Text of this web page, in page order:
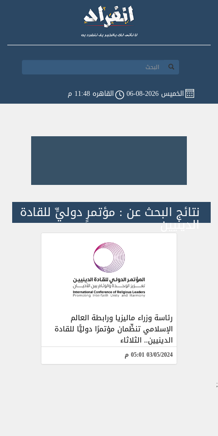
الخميس 2026-08-06 القاهره 11:48 م
نتائج البحث عن : مؤتمرٍ دوليٍّ للقادة
الدينيين
رئاسة وزراء ماليزيا ورابطة العالم
الإسلامي تنظِّمان مؤتمرًا دوليًّا للقادة
الدينيين.. الثلاثاء
03/05/2024 05:01 م
;